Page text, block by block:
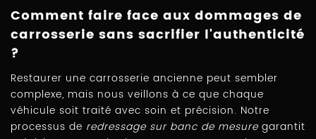
Comment faire face aux dommages de
carrosserie sans sacrifier l'authenticité
?
Restaurer une carrosserie ancienne peut sembler
complexe, mais nous veillons à ce que chaque
véhicule soit traité avec soin et précision. Notre
processus de redressage sur banc de mesure garantit